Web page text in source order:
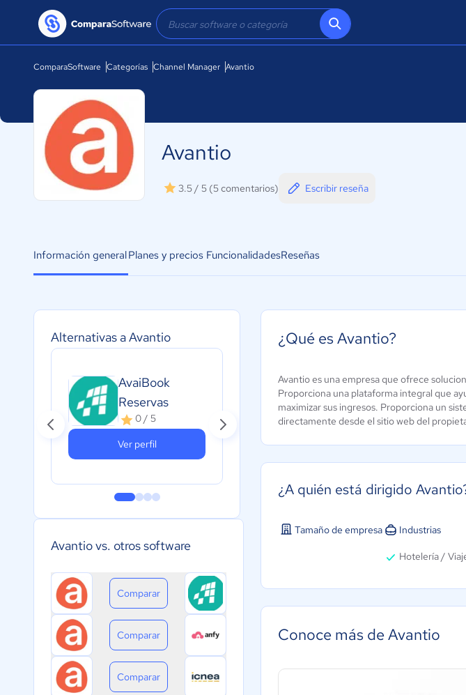
ComparaSoftware Categorías Channel Manager Avantio
Avantio
3.5 / 5 (5 comentarios) Escribir reseña
Información generalPlanes y precios FuncionalidadesReseñas
Alternativas a Avantio
AvaiBook
Reservas
0 / 5
Ver perfil
Anfy
Aún sin
calificación
Avantio vs. otros software
Comparar
Comparar
Comparar
¿Qué es Avantio?
Avantio es una empresa que ofrece
Proporciona una plataforma integral que
maximizar sus ingresos. Proporciona un
directamente desde el sitio web del
¿A quién está dirigido
Tamaño de empresa Industrias
Hotelería /
Conoce más de Avantio